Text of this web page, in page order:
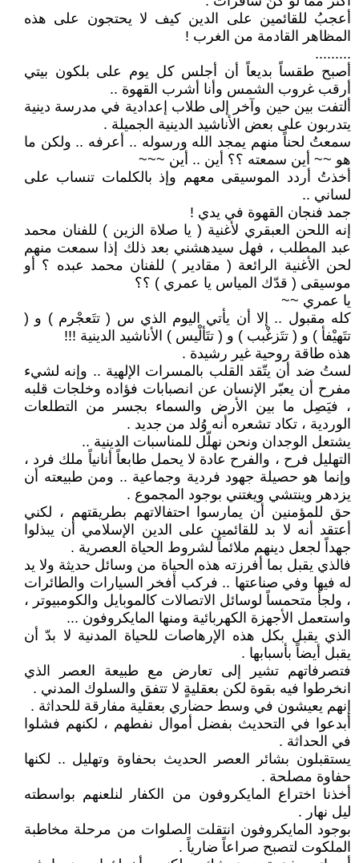
أعجبُ للقائمين على الدين كيف لا يحتجون على هذه
المظاهر القادمة من الغرب !
.........
أصبح طقساً بديعاً أن أجلس كل يوم على بلكون بيتي
أرقب غروب الشمس وأنا أشرب القهوة ..
ألتفت بين حين وآخر إلى طلاب إعدادية في مدرسة دينية
يتدربون على بعض الأناشيد الدينية الجميلة .
سمعتُ لحناً منهم يمجد الله ورسوله .. أعرفه .. ولكن ما
هو ~~ أين سمعته ؟؟ أين .. أين ~~~
أخذتُ أردد الموسيقى معهم وإذ بالكلمات تنساب على
لساني ..
جمد فنجان القهوة في يدي !
إنه اللحن العبقري لأغنية ( يا صلاة الزين ) للفنان محمد
عبد المطلب ، فهل سيدهشني بعد ذلك إذا سمعت منهم
لحن الأغنية الرائعة ( مقادير ) للفنان محمد عبده ؟ أو
موسيقى ( قدّك المياس يا عمري ) ؟؟
يا عمري ~~
كله مقبول .. إلا أن يأتي اليوم الذي س ( تتَعجْرم ) و (
تتَهيْفأ ) و ( تتَزغْبب ) و ( تتَألْيس ) الأناشيد الدينية !!!
هذه طاقة روحية غير رشيدة .
لستُ ضد أن يتّقد القلب بالمسرات الإلهية .. وإنه لشيء
مفرح أن يعبّر الإنسان عن انصبابات فؤاده وخلجات قلبه
، فيَصِل ما بين الأرض والسماء بجسر من التطلعات
الوردية ، تكاد تشعره أنه وُلد من جديد .
يشتعل الوجدان ونحن نهلّل للمناسبات الدينية ..
التهليل فرح ، والفرح عادة لا يحمل طابعاً أنانياً ملك فرد ،
وإنما هو حصيلة جهود فردية وجماعية .. ومن طبيعته أن
يزدهر وينتشي ويغتني بوجود المجموع .
حق للمؤمنين أن يمارسوا احتفالاتهم بطريقتهم ، لكني
أعتقد أنه لا بد للقائمين على الدين الإسلامي أن يبذلوا
جهداً لجعل دينهم ملائماً لشروط الحياة العصرية .
فالذي يقبل بما أفرزته هذه الحياة من وسائل حديثة ولا يد
له فيها وفي صناعتها .. فركب أفخر السيارات والطائرات
، ولجأ متحمساً لوسائل الاتصالات كالموبايل والكومبيوتر ،
واستعمل الأجهزة الكهربائية ومنها المايكروفون ...
الذي يقبل بكل هذه الإرهاصات للحياة المدنية لا بدّ أن
يقبل أيضاً بأسبابها .
فتصرفاتهم تشير إلى تعارض مع طبيعة العصر الذي
انخرطوا فيه بقوة لكن بعقليةٍ لا تتفق والسلوك المدني .
إنهم يعيشون في وسط حضاري بعقلية مفارقة للحداثة .
أبدعوا في التحديث بفضل أموال نفطهم ، لكنهم فشلوا
في الحداثة .
يستقبلون بشائر العصر الحديث بحفاوة وتهليل .. لكنها
حفاوة مصلحة .
أخذنا اختراع المايكروفون من الكفار لنلعنهم بواسطته
ليل نهار .
بوجود المايكروفون انتقلت الصلوات من مرحلة مخاطبة
الملكوت لتصبح صراعاً ضارياً .